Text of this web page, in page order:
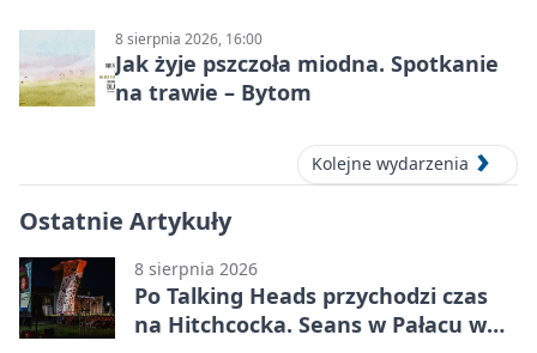
8 sierpnia 2026, 16:00
Jak żyje pszczoła miodna. Spotkanie
na trawie – Bytom
Kolejne wydarzenia
Ostatnie Artykuły
8 sierpnia 2026
Po Talking Heads przychodzi czas
na Hitchcocka. Seans w Pałacu w